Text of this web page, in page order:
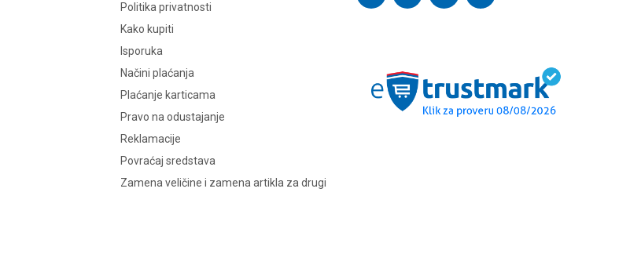
Politika privatnosti
Kako kupiti
Isporuka
Načini plaćanja
Plaćanje karticama
Pravo na odustajanje
Reklamacije
Povraćaj sredstava
Zamena veličine i zamena artikla za drugi